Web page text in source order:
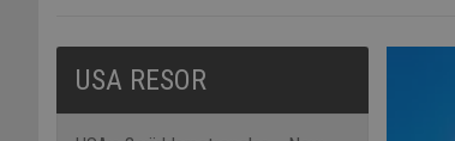
USA RESOR